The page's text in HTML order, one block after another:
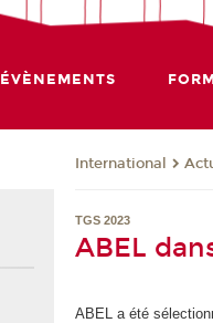
ÉVÈNEMENTS
International
TGS 2023
ABEL
ABEL a été